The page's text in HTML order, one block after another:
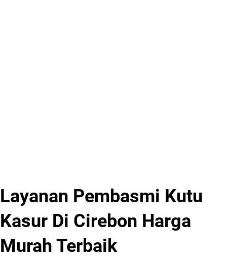
Layanan Pembasmi Kutu
Kasur Di Cirebon Harga
Murah Terbaik